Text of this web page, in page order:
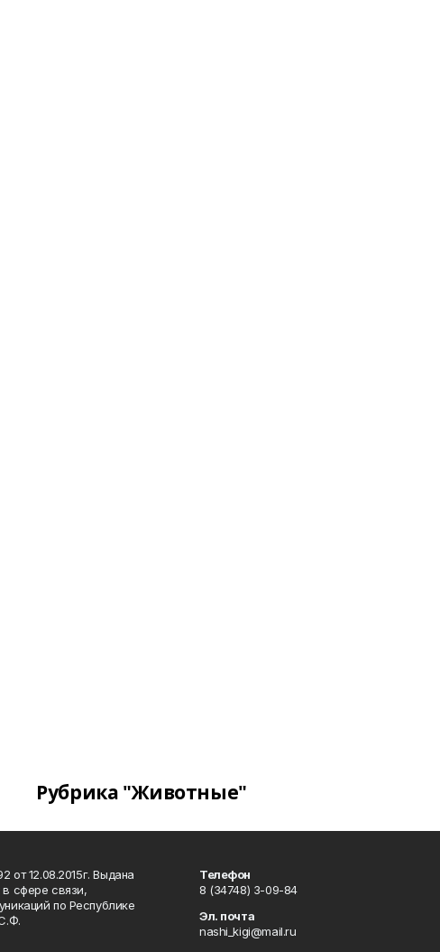
Рубрика "Животные"
от 12.08.2015г. Выдана
сфере связи,
по Республике
Телефон
8 (34748) 3-09-84
Эл. почта
nashi_kigi@mail.ru